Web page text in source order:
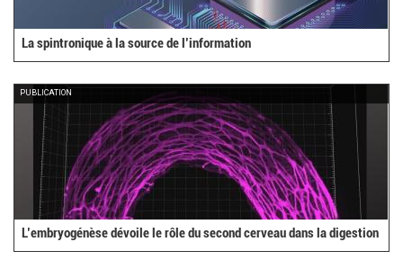
La spintronique à la source de l’information
PUBLICATION
L’embryogénèse dévoile le rôle du second cerveau dans la digestion